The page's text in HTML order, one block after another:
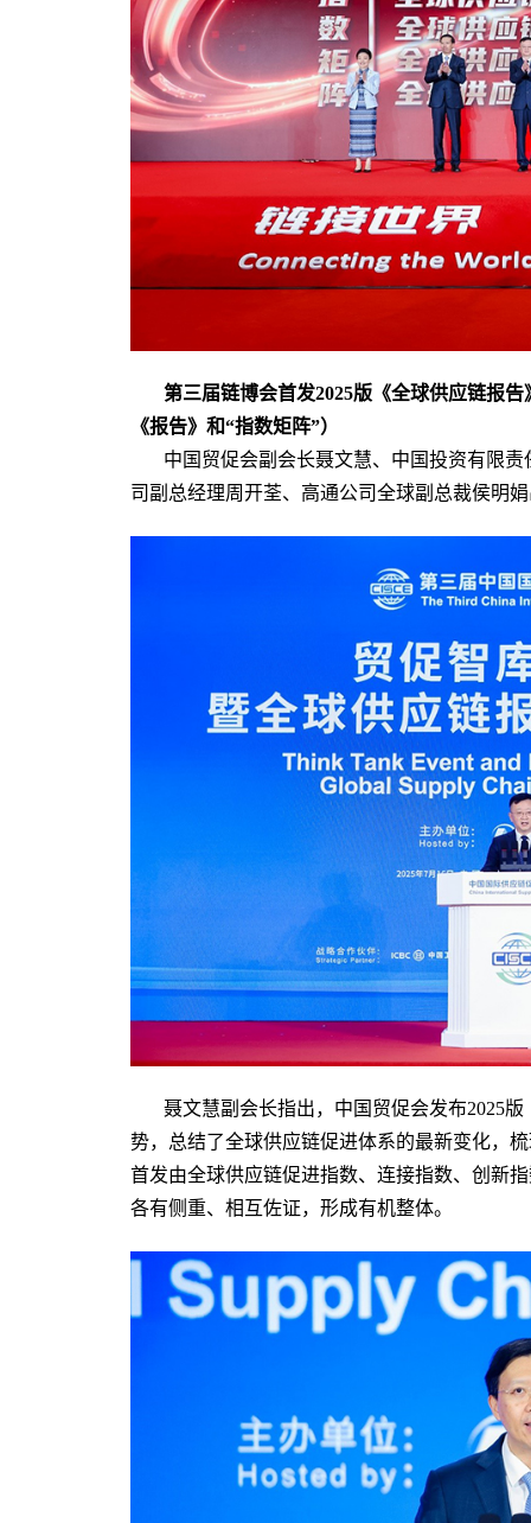
第三届链博会首发2025版《全球供应链报
《报告》和“指数矩阵”）
中国贸促会副会长聂文慧、中国投资有限
司副总经理周开荃、高通公司全球副总裁侯明
聂文慧副会长指出，中国贸促会发布2025
势，总结了全球供应链促进体系的最新变化，
首发由全球供应链促进指数、连接指数、创新
各有侧重、相互佐证，形成有机整体。